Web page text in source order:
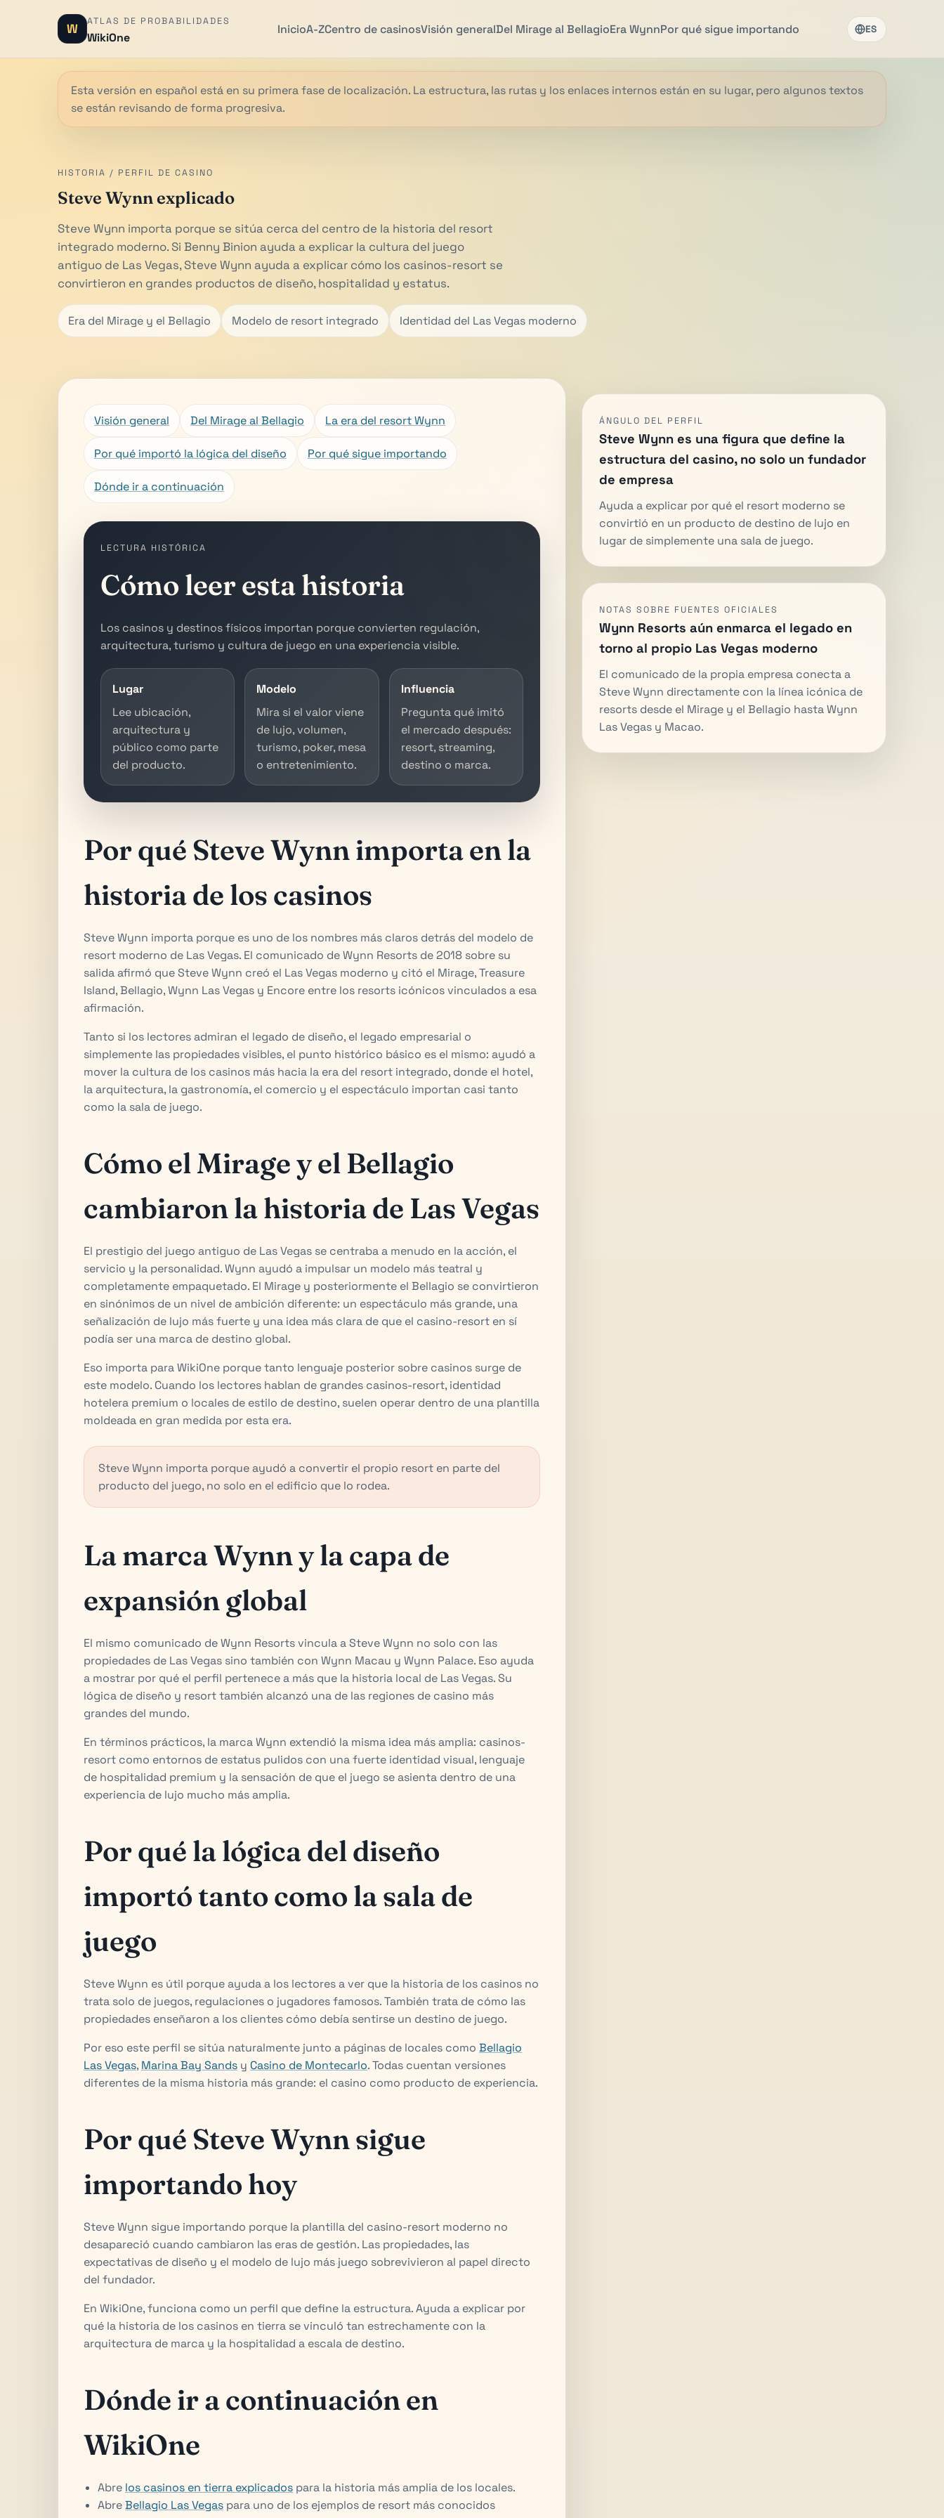
W ATLAS DE PROBABILIDADES
WikiOne
InicioA-ZCentro de casinosVisión generalDel Mirage al BellagioEra WynnPor qué sigue importando ES
Esta versión en español está en su primera fase de localización. La estructura, las rutas y los enlaces internos están en su lugar, pero algunos textos
se están revisando de forma progresiva.
HISTORIA / PERFIL DE CASINO
Steve Wynn explicado
Steve Wynn importa porque se sitúa cerca del centro de la historia del resort
integrado moderno. Si Benny Binion ayuda a explicar la cultura del juego
antiguo de Las Vegas, Steve Wynn ayuda a explicar cómo los casinos-resort se
convirtieron en grandes productos de diseño, hospitalidad y estatus.
Era del Mirage y el Bellagio Modelo de resort integrado Identidad del Las Vegas moderno
Visión general Del Mirage al Bellagio La era del resort Wynn
Por qué importó la lógica del diseño Por qué sigue importando
Dónde ir a continuación
LECTURA HISTÓRICA
Cómo leer esta historia
Los casinos y destinos físicos importan porque convierten regulación,
arquitectura, turismo y cultura de juego en una experiencia visible.
Lugar
Lee ubicación,
arquitectura y
público como parte
del producto.
Modelo
Mira si el valor viene
de lujo, volumen,
turismo, poker, mesa
o entretenimiento.
Influencia
Pregunta qué imitó
el mercado después:
resort, streaming,
destino o marca.
Por qué Steve Wynn importa en la
historia de los casinos
Steve Wynn importa porque es uno de los nombres más claros detrás del modelo de
resort moderno de Las Vegas. El comunicado de Wynn Resorts de 2018 sobre su
salida afirmó que Steve Wynn creó el Las Vegas moderno y citó el Mirage, Treasure
Island, Bellagio, Wynn Las Vegas y Encore entre los resorts icónicos vinculados a esa
afirmación.
Tanto si los lectores admiran el legado de diseño, el legado empresarial o
simplemente las propiedades visibles, el punto histórico básico es el mismo: ayudó a
mover la cultura de los casinos más hacia la era del resort integrado, donde el hotel,
la arquitectura, la gastronomía, el comercio y el espectáculo importan casi tanto
como la sala de juego.
Cómo el Mirage y el Bellagio
cambiaron la historia de Las Vegas
El prestigio del juego antiguo de Las Vegas se centraba a menudo en la acción, el
servicio y la personalidad. Wynn ayudó a impulsar un modelo más teatral y
completamente empaquetado. El Mirage y posteriormente el Bellagio se convirtieron
en sinónimos de un nivel de ambición diferente: un espectáculo más grande, una
señalización de lujo más fuerte y una idea más clara de que el casino-resort en sí
podía ser una marca de destino global.
Eso importa para WikiOne porque tanto lenguaje posterior sobre casinos surge de
este modelo. Cuando los lectores hablan de grandes casinos-resort, identidad
hotelera premium o locales de estilo de destino, suelen operar dentro de una plantilla
moldeada en gran medida por esta era.
Steve Wynn importa porque ayudó a convertir el propio resort en parte del
producto del juego, no solo en el edificio que lo rodea.
La marca Wynn y la capa de
expansión global
El mismo comunicado de Wynn Resorts vincula a Steve Wynn no solo con las
propiedades de Las Vegas sino también con Wynn Macau y Wynn Palace. Eso ayuda
a mostrar por qué el perfil pertenece a más que la historia local de Las Vegas. Su
lógica de diseño y resort también alcanzó una de las regiones de casino más
grandes del mundo.
En términos prácticos, la marca Wynn extendió la misma idea más amplia: casinos-
resort como entornos de estatus pulidos con una fuerte identidad visual, lenguaje
de hospitalidad premium y la sensación de que el juego se asienta dentro de una
experiencia de lujo mucho más amplia.
Por qué la lógica del diseño
importó tanto como la sala de
juego
Steve Wynn es útil porque ayuda a los lectores a ver que la historia de los casinos no
trata solo de juegos, regulaciones o jugadores famosos. También trata de cómo las
propiedades enseñaron a los clientes cómo debía sentirse un destino de juego.
Por eso este perfil se sitúa naturalmente junto a páginas de locales como Bellagio
Las Vegas, Marina Bay Sands y Casino de Montecarlo. Todas cuentan versiones
diferentes de la misma historia más grande: el casino como producto de experiencia.
Por qué Steve Wynn sigue
importando hoy
Steve Wynn sigue importando porque la plantilla del casino-resort moderno no
desapareció cuando cambiaron las eras de gestión. Las propiedades, las
expectativas de diseño y el modelo de lujo más juego sobrevivieron al papel directo
del fundador.
En WikiOne, funciona como un perfil que define la estructura. Ayuda a explicar por
qué la historia de los casinos en tierra se vinculó tan estrechamente con la
arquitectura de marca y la hospitalidad a escala de destino.
Dónde ir a continuación en
WikiOne
Abre los casinos en tierra explicados para la historia más amplia de los locales.
AbreBellagio Las Vegas para uno de los ejemplos de resort más conocidos
ÁNGULO DEL PERFIL
Steve Wynn es una figura que define la
estructura del casino, no solo un fundador
de empresa
Ayuda a explicar por qué el resort moderno se
convirtió en un producto de destino de lujo en
lugar de simplemente una sala de juego.
NOTAS SOBRE FUENTES OFICIALES
Wynn Resorts aún enmarca el legado en
torno al propio Las Vegas moderno
El comunicado de la propia empresa conecta a
Steve Wynn directamente con la línea icónica de
resorts desde el Mirage y el Bellagio hasta Wynn
Las Vegas y Macao.